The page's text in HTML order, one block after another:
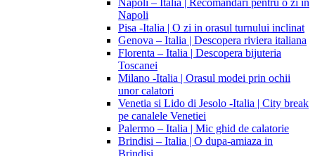
Napoli – Italia | Recomandari pentru o zi in
Napoli
Pisa -Italia | O zi in orasul turnului inclinat
Genova – Italia | Descopera riviera italiana
Florenta – Italia | Descopera bijuteria
Toscanei
Milano -Italia | Orasul modei prin ochii
unor calatori
Venetia si Lido di Jesolo -Italia | City break
pe canalele Venetiei
Palermo – Italia | Mic ghid de calatorie
Brindisi – Italia | O dupa-amiaza in
Brindisi